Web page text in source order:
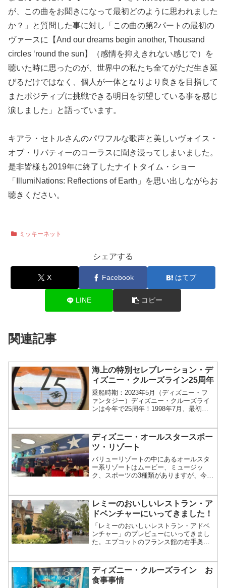
が、この曲をお聞きになって最初どのように思われました
か？」と質問した事に対し「この曲の第2パートの最初の
ヴァースに【And our dreams begin another, Thousand
circles ‘round the sun】（感情を抑えきれない感じで）を
聴いた時に思ったのが、世界中の私たち全てがただ生き延
びるだけではなく、個人が一体となりより良きを目指して
またポジティブに挑戦できる明日を切望している事を感じ
涙しました」と語っています。
キアラ・セトルさんのパワフルな歌声と美しいヴォイス・
オブ・リバティーのコーラスに聞き浸ってしまいました。
是非皆様も2019年に終了したナイトタイム・ショー
「IllumiNations: Reflections of Earth」を思い出しながらお
聴きください。
ミッキーネット
シェアする
X Facebook はてブ
LINE コピー
関連記事
海上の特別セレブレーション・デ
ィズニー・クルーズライン25周年
乗船時期：2023年5月（ディズニー・フ
ァンタジー）ディズニー・クルーズライ
ンは今年で25周年！1998年7月、最初の
の導入や、リピーターの新しいステータ
ス（パール）...
ディズニー・オールスタースポー
ツ・リゾート
バリューリゾートの中にあるオールスタ
ー系リゾートはムービー、ミュージッ
ク、スポーツの3種類がありますが、今回
現在の内容です。内容は予告なく変更と
なる場合もございま...
レミーのおいしいレストラン・ア
ドベンチャーにいってきました！
「レミーのおいしいレストラン・アドベ
ンチャー」のプレビューにいってきまし
た。エプコットのフランス館の右手奥に
クサービスのあるレストランが見えてき
ます。その向かいに...
ディズニー・クルーズライン お
食事事情